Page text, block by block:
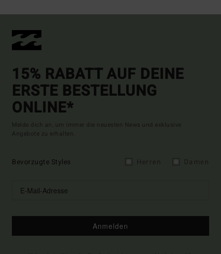
15% RABATT AUF DEINE
ERSTE BESTELLUNG
ONLINE*
Melde dich an, um immer die neuesten News und exklusive
Angebote zu erhalten.
Bevorzugte Styles
Anmelden